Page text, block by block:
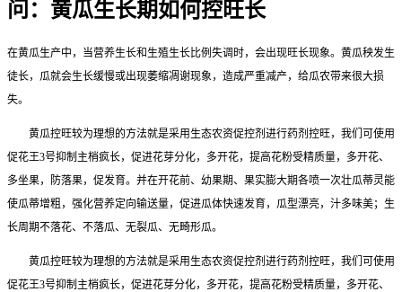
问：黄瓜生长期如何控旺长
在黄瓜生产中，当营养生长和生殖生长比例失调时，会出现旺长现象。黄瓜秧发生
徒长，瓜就会生长缓慢或出现萎缩凋谢现象，造成严重减产，给瓜农带来很大损
失。
黄瓜控旺较为理想的方法就是采用生态农资促控剂进行药剂控旺，我们可使用
促花王3号抑制主梢疯长，促进花芽分化，多开花，提高花粉受精质量，多开花、
多坐果，防落果，促发育。并在开花前、幼果期、果实膨大期各喷一次壮瓜蒂灵能
使瓜蒂增粗，强化营养定向输送量，促进瓜体快速发育，瓜型漂亮，汁多味美；生
长周期不落花、不落瓜、无裂瓜、无畸形瓜。
黄瓜控旺较为理想的方法就是采用生态农资促控剂进行药剂控旺，我们可使用
促花王3号抑制主梢疯长，促进花芽分化，多开花，提高花粉受精质量，多开花、